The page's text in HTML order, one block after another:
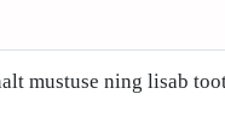
mustuse ning lisab